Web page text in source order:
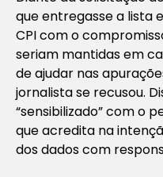
que entregasse a lista
CPI com o
seriam mantidas em
de ajudar nas
jornalista se recusou.
“sensibilizado” com o
que acredita na
dos dados com